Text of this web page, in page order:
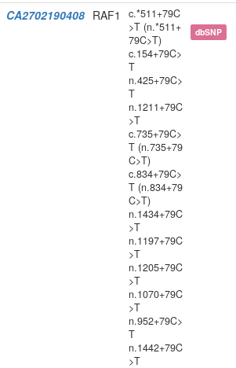
CA2702190408 RAF1
c.*511+79C
>T (n.*511+
79C>T)
c.154+79C>
T
n.425+79C>
T
n.1211+79C
>T
c.735+79C>
T (n.735+79
C>T)
c.834+79C>
T (n.834+79
C>T)
n.1434+79C
>T
n.1197+79C
>T
n.1205+79C
>T
n.1070+79C
>T
n.952+79C>
T
n.1442+79C
>T
dbSNP